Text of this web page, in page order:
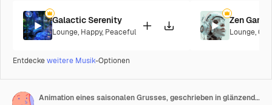
Galactic Serenity
Lounge, Happy, Peaceful
Zen
Lounge,
Entdeckeweitere Musik-Optionen
Animation eines saisonalen Grusses, geschrieben in glänzenden Buchstaben auf schwarzem Hintergrund.